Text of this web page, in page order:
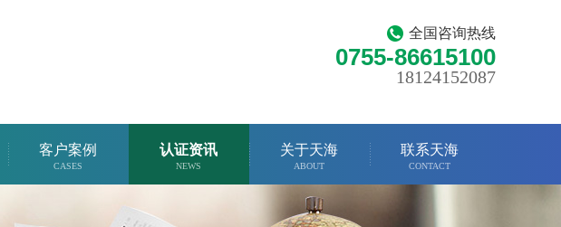
全国咨询热线
0755-86615100
18124152087
客户案例
CASES
认证资讯
NEWS
关于天海
ABOUT
联系天海
CONTACT